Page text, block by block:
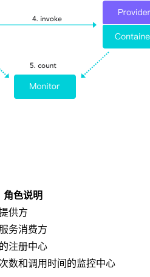
角色说明
供方
务消费方
注册中心
数和调用时间的监控中心